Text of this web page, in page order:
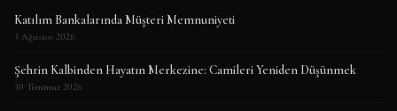
Katılım Bankalarında Müşteri Memnuniyeti
3 Ağustos 2026
Şehrin Kalbinden Hayatın Merkezine: Camileri Yeniden Düşünmek
30 Temmuz 2026